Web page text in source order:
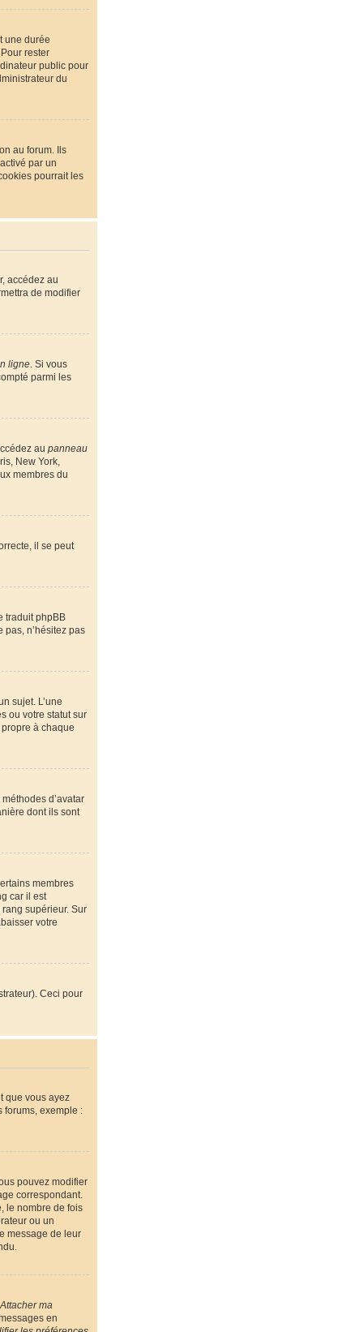
une durée
rester
public pour
du
au forum. Ils
par un
pourrait les
accédez au
de modifier
ligne . Si vous
parmi les
au panneau
New York,
membres du
il se peut
traduit phpBB
pas, n’hésitez pas
sujet. L’une
ou votre statut sur
à chaque
d’avatar
dont ils sont
membres
car il est
supérieur. Sur
votre
Ceci pour
que vous ayez
forums, exemple :
pouvez modifier
correspondant.
le nombre de fois
ou un
message de leur
Attacher ma
en